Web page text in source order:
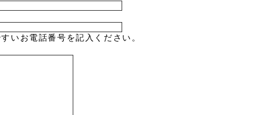
いお電話番号を記入ください。